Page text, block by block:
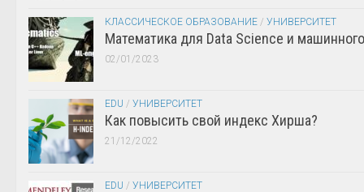
КЛАССИЧЕСКОЕ ОБРАЗОВАНИЕ / УНИВЕРСИТЕТ
Математика для Data Science и
02/01/2023
EDU / УНИВЕРСИТЕТ
Как повысить свой индекс Хирша?
21/12/2022
EDU / УНИВЕРСИТЕТ